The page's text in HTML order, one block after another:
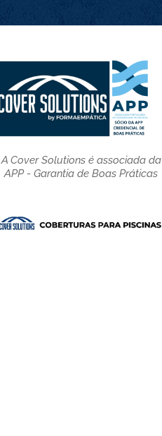
A Cover Solutions é associada da
APP - Garantia de Boas Práticas